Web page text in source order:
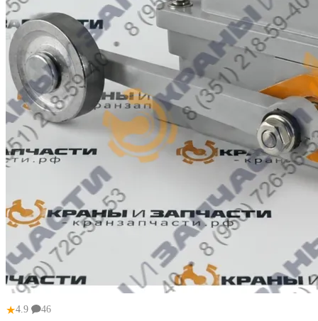
★4.9 46